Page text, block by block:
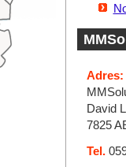
Adres:
David
7825
Tel.